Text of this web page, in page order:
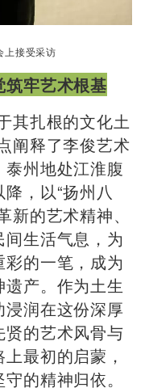
上接受采访
牢艺术根基
其扎根的文化土
阐释了李俊艺术
州地处江淮腹
，以“扬州八
的艺术精神、
生活气息，为
的一笔，成为
产。作为土生
润在这份深厚
的艺术风骨与
最初的启蒙，
的精神归依。